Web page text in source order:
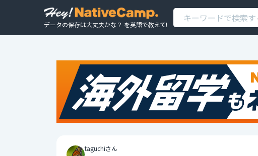
データの保存は大丈夫かな？ を英語で教えて!
taguchiさん